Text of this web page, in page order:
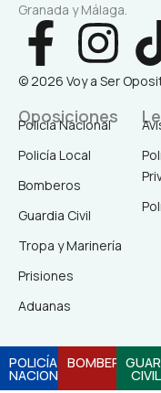
Granada y Málaga.
F
a
c
e
b
o
o
k
I
n
s
a
g
a
© 2026 Voy a Ser
Oposiciones
Policía Nacional
Policía Local
Bomberos
Guardia Civil
Tropa y Marinería
Prisiones
Aduanas
POLICÍA
NACIONAL
BOMBEROS
CIVIL